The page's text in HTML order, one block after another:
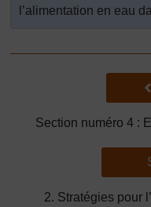
l’alimentation en eau
Section numéro 4 :
2. Stratégies pour